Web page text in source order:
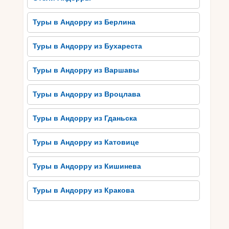
Занятия на природе: пеший
туризм и велосипедные
прогулки
Занятия на природе – пеший туризм и
велосипедные прогулки – являются одними из
самых популярных видов активного отдыха в
Сольдеу, Андорра. Расположенное среди
горных ландшафтов, это место предлагает
множество живописных маршрутов для
пешеходных прогулок. Вы можете насладиться
красотой природы, дыша свежим воздухом и
наслаждаясь спокойствием горной среды.
Также у Сольдеу есть большой выбор
велосипедных трасс разной сложности, что
позволяет удовлетворить потребности как
Туры в Андорру из Берлина
Туры в Андорру из Бухареста
Туры в Андорру из Варшавы
Туры в Андорру из Вроцлава
Туры в Андорру из Гданьска
Туры в Андорру из Катовице
Туры в Андорру из Кишинева
Туры в Андорру из Кракова